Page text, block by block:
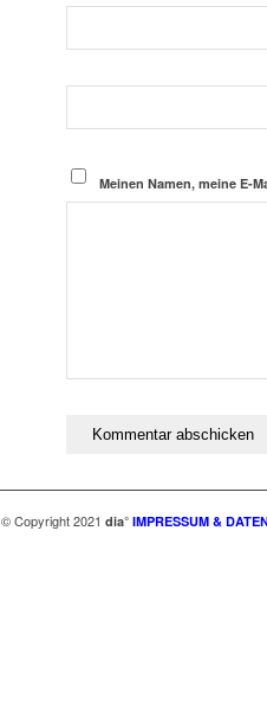
Meinen Namen, meine E-
© Copyright 2021 dia° IMPRESSUM &